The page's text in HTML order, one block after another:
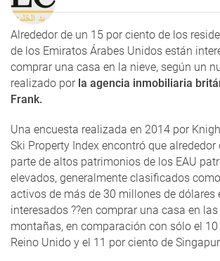
Alrededor de un 15 por ciento de los
de los Emiratos Árabes Unidos están
comprar una casa en la nieve, según un
realizado por la agencia inmobiliaria
Frank.
Una encuesta realizada en 2014 por
Ski Property Index encontró que alrededor
parte de altos patrimonios de los EAU
elevados, generalmente clasificados
activos de más de 30 millones de dólares
interesados ??en comprar una casa en
montañas, en comparación con sólo el
Reino Unido y el 11 por ciento de